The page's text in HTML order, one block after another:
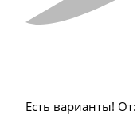
Есть варианты! От: